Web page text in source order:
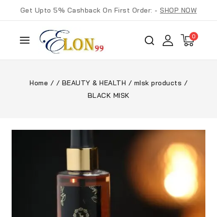
Get Upto 5% Cashback On First Order: -SHOP NOW
0
Home / / BEAUTY & HEALTH / mIsk products /
BLACK MISK